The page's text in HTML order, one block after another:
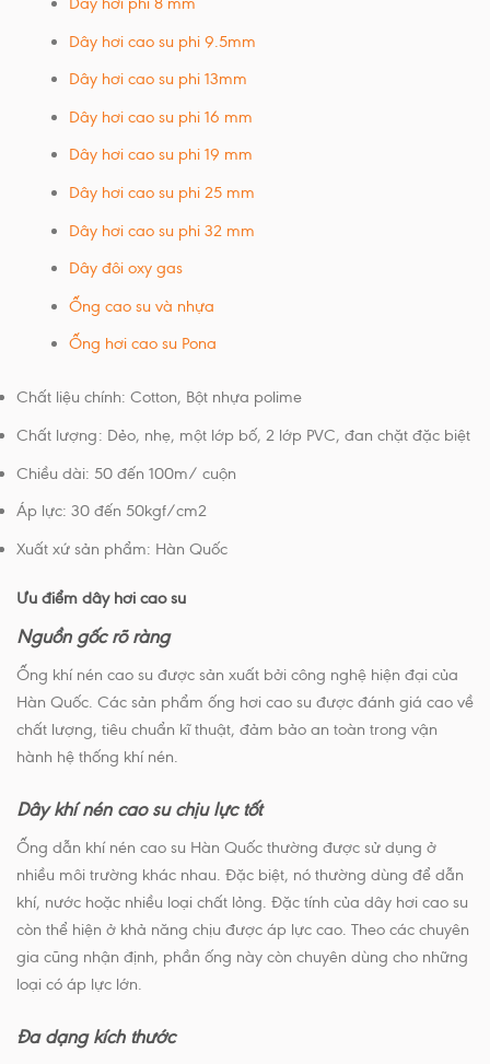
Dây hơi cao su phi 9.5mm
Dây hơi cao su phi 13mm
Dây hơi cao su phi 16 mm
Dây hơi cao su phi 19 mm
Dây hơi cao su phi 25 mm
Dây hơi cao su phi 32 mm
Dây đôi oxy gas
Ống cao su và nhựa
Ống hơi cao su Pona
Chất liệu chính: Cotton, Bột nhựa polime
Chất lượng: Dẻo, nhẹ, một lớp bố, 2 lớp PVC, đan chặt đặc biệt
Chiều dài: 50 đến 100m/ cuộn
Áp lực: 30 đến 50kgf/cm2
Xuất xứ sản phẩm: Hàn Quốc
Ưu điểm dây hơi cao su
Nguồn gốc rõ ràng
Ống khí nén cao su được sản xuất bởi công nghệ hiện đại của
Hàn Quốc. Các sản phẩm ống hơi cao su được đánh giá cao về
chất lượng, tiêu chuẩn kĩ thuật, đảm bảo an toàn trong vận
hành hệ thống khí nén.
Dây khí nén cao su chịu lực tốt
Ống dẫn khí nén cao su Hàn Quốc thường được sử dụng ở
nhiều môi trường khác nhau. Đặc biệt, nó thường dùng để dẫn
khí, nước hoặc nhiều loại chất lỏng. Đặc tính của dây hơi cao su
còn thể hiện ở khả năng chịu được áp lực cao. Theo các chuyên
gia cũng nhận định, phần ống này còn chuyên dùng cho những
loại có áp lực lớn.
Đa dạng kích thước